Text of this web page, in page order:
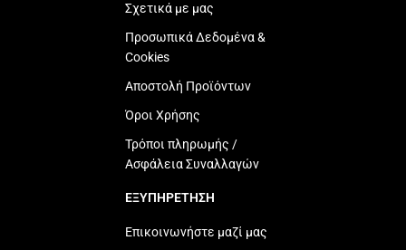
Σχετικά με μας
Προσωπικά Δεδομένα &
Cookies
Αποστολή Προϊόντων
Όροι Χρήσης
Τρόποι πληρωμής /
Ασφάλεια Συναλλαγών
ΕΞΥΠΗΡΕΤΗΣΗ
Επικοινωνήστε μαζί μας